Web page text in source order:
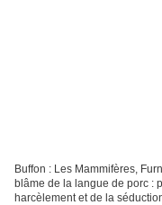
Buffon : Les Mammifères,
blâme de la langue de porc :
harcèlement et de la